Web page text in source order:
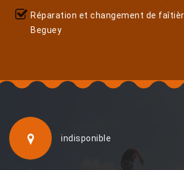
Réparation et changement de
Beguey
indisponible